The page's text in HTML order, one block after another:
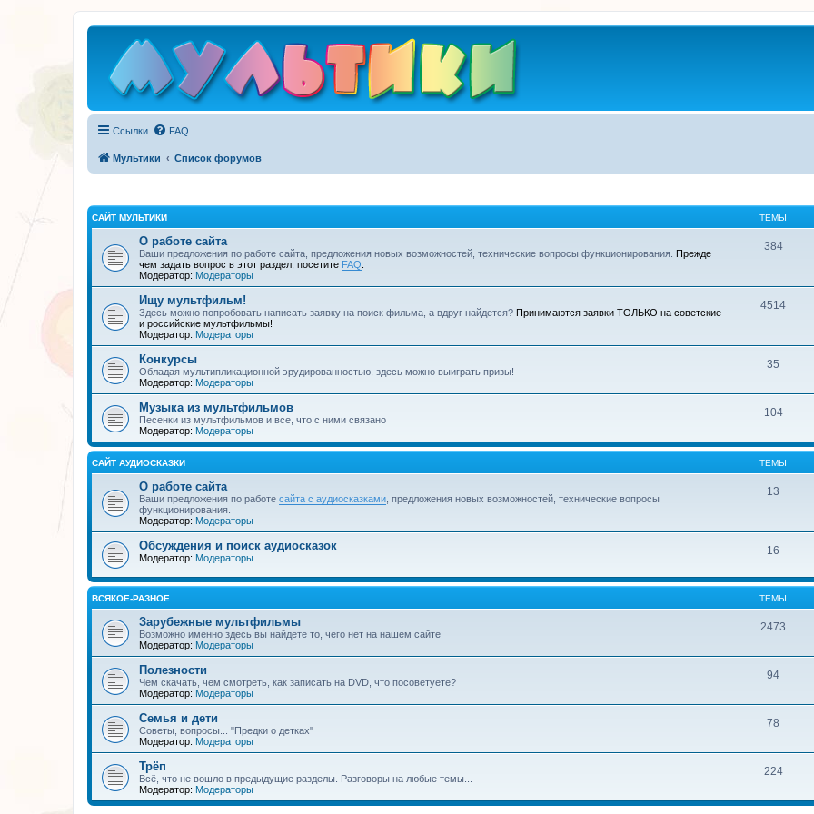
Ссылки FAQ
Мультики Список форумов
САЙТ МУЛЬТИКИ ТЕМЫ
О работе сайта
Ваши предложения по работе сайта, предложения новых возможностей, технические вопросы функционирования. Прежде
чем задать вопрос в этот раздел, посетите FAQ
Модератор: Модераторы
384
Ищу мультфильм!
Здесь можно попробовать написать заявку на поиск фильма, а вдруг найдется? Принимаются заявки ТОЛЬКО на советские
и российские мультфильмы!
Модератор: Модераторы
4514
Конкурсы
Обладая мультипликационной эрудированностью, здесь можно выиграть призы!
Модератор: Модераторы
35
Музыка из мультфильмов
Песенки из мультфильмов и все, что с ними связано
Модератор: Модераторы
104
САЙТ АУДИОСКАЗКИ ТЕМЫ
О работе сайта
Ваши предложения по работе сайта с аудиосказками , предложения новых возможностей, технические вопросы
функционирования.
Модератор: Модераторы
13
Обсуждения и поиск аудиосказок
Модератор: Модераторы
16
ВСЯКОЕ-РАЗНОЕ ТЕМЫ
Зарубежные мультфильмы
Возможно именно здесь вы найдете то, чего нет на нашем сайте
Модератор: Модераторы
2473
Полезности
Чем скачать, чем смотреть, как записать на DVD, что посоветуете?
Модератор: Модераторы
94
Семья и дети
Советы, вопросы... "Предки о детках"
Модератор: Модераторы
78
Трёп
Всё, что не вошло в предыдущие разделы. Разговоры на любые темы...
Модератор: Модераторы
224